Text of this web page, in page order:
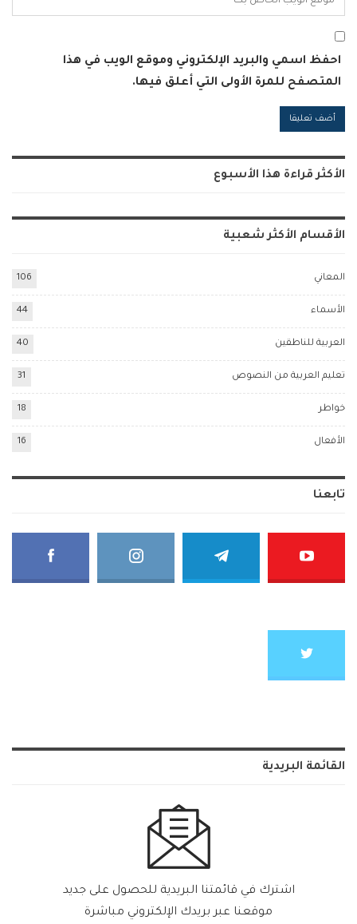
احفظ اسمي والبريد الإلكتروني وموقع الويب في هذا
المتصفح للمرة الأولى التي أعلق فيها.
الأكثر قراءة هذا الأسبوع
الأقسام الأكثر شعبية
المعاني 106
الأسماء 44
العربية للناطقين 40
تعليم العربية من النصوص 31
خواطر 18
الأفعال 16
تابعنا
القائمة البريدية
اشترك في قائمتنا البريدية للحصول على جديد
موقعنا عبر بريدك الإلكتروني مباشرة